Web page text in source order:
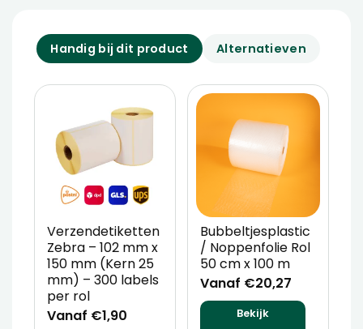
Handig bij dit product Alternatieven
Verzendetiketten
Zebra – 102 mm x
150 mm (Kern 25
mm) – 300 labels
per rol
Vanaf €1,90
Bubbeltjesplastic
/ Noppenfolie Rol
50 cm x 100 m
Vanaf €20,27
Bekijk